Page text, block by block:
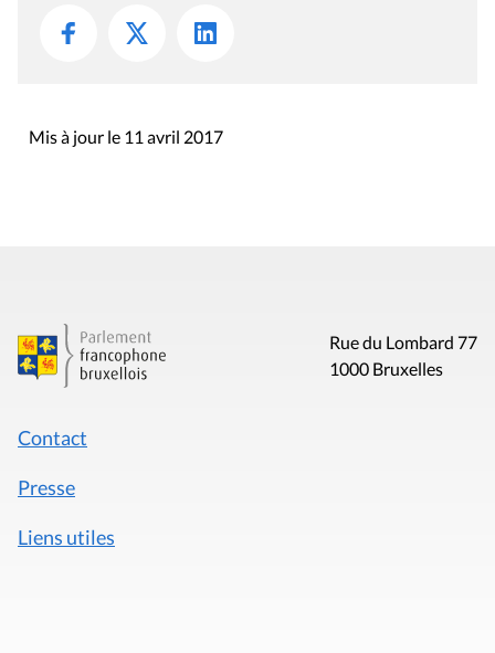
Mis à jour le 11 avril 2017
Rue du Lombard 77
1000 Bruxelles
Contact
Presse
Liens utiles